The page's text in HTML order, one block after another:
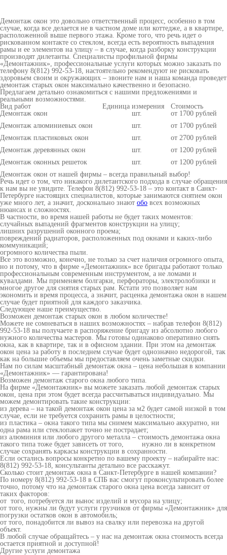
Демонтаж окон это довольно ответственный процесс, особенно в том
случае, когда все делается не в частном доме или коттедже, а в квартире,
расположенной выше первого этажа. Кроме того, что речь идет о
рискованном контакте со стеклом, всегда есть вероятность выпадения
рамы и ее элементов на улицу – в случае, когда разборку конструкции
производят дилетанты. Специалисты профильной фирмы
«Демонтажник», профессиональные услуги которых можно заказать по
телефону 8(812) 992-53-18, настоятельно рекомендуют не рисковать
здоровьем своим и окружающих – звоните нам и наша команда проведет
демонтаж старых окон максимально качественно и безопасно.
Предлагаем детально ознакомиться с нашими предложениями и
реальными возможностями.
Вид работ
Единица измерения
Стоимость
Демонтаж окон
шт.
от 1700 рублей
Демонтаж алюминиевых окон
шт.
от 1700 рублей
Демонтаж пластиковых окон
шт.
от 2700 рублей
Демонтаж деревянных окон
шт.
от 1200 рублей
Демонтаж оконных решеток
шт.
от 1200 рублей
Демонтаж окон от нашей фирмы – всегда правильный выбор!
Речь идет о том, что никакого дилетантского подхода в случае обращения
к нам вы не увидите. Телефон 8(812) 992-53-18 – это контакт в Санкт-
Петербурге настоящих специалистов, которые занимаются снятием окон
уже много лет, а значит, досконально знают обо всех возможных
нюансах и сложностях.
В частности, во время нашей работы не будет таких моментов:
случайных выпадений фрагментов конструкции на улицу;
лишних разрушений оконного проема;
повреждений радиаторов, расположенных под окнами и каких-либо
коммуникаций;
огромного количества пыли.
Все это возможно, конечно, не только за счет наличия огромного опыта,
но и потому, что в фирме «Демонтажник» все бригады работают только
профессиональным современным инструментом, а не ломами и
кувалдами. Мы применяем болгарки, перфораторы, электролобзики и
многое другое для снятия старых рам. Кстати это позволяет нам
экономить и время процесса, а значит, расценка демонтажа окон в нашем
случае будет приятной для каждого заказчика.
Следующее наше преимущество.
Возможен демонтаж старых окон в любом количестве!
Можете не сомневаться в наших возможностях – набрав телефон 8(812)
992-53-18 вы получаете в распоряжение бригаду из абсолютно любого
нужного количества мастеров. Мы готовы одинаково оперативно снять
окна, как в квартире, так и в офисном здании. При этом на демонтаж
окон цена за работу в последнем случае будет однозначно недорогой, так
как на большие объемы мы предоставляем очень заметные скидки.
Нам по силам масштабный демонтаж окна – цена небольшая в компании
«Демонтажник» — гарантирована!
Возможен демонтаж старого окна любого типа.
На фирме «Демонтажник» вы можете заказать любой демонтаж старых
окон, цена при этом будет всегда рассчитываться индивидуально. Мы
можем демонтировать такие конструкции:
из дерева – на такой демонтаж окон цена за м2 будет самой низкой в том
случае, если не требуется сохранить рамы в целостности;
из пластика – окна такого типа мы снимем максимально аккуратно, ни
одна рама или стеклопакет точно не пострадает;
из алюминия или любого другого металла – стоимость демонтажа окна
такого типа тоже будет зависеть от того, нужно ли в конкретном
случае сохранять каркасы конструкции в сохранности.
Если остались вопросы конкретно по вашему проекту – набирайте нас:
8(812) 992-53-18, консультанты детально все расскажут.
Сколько стоит демонтаж окна в Санкт-Петербурге в нашей компании?
По номеру 8(812) 992-53-18 в СПБ вас смогут проконсультировать более
точно, потому что на демонтаж старого окна цена всегда зависит от
таких факторов:
от того, потребуется ли вынос изделий и мусора на улицу;
от того, нужны ли будут услуги грузчиков от фирмы «Демонтажник» для
погрузки остатков окон в автомобиль;
от того, понадобится ли вывоз на свалку или перевозка на другой
объект.
В любой случае обращайтесь – у нас на демонтаж окна стоимость всегда
остается приятной и доступной!
Другие услуги демонтажа